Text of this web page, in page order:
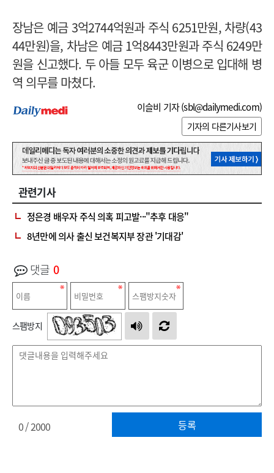
장남은 예금 3억2744억원과 주식 6251만원, 차량(43
44만원)을, 차남은 예금 1억8443만원과 주식 6249만
원을 신고했다. 두 아들 모두 육군 이병으로 입대해 병
역 의무를 마쳤다.
이슬비 기자 (sbl@dailymedi.com)
기자의 다른기사보기
관련기사
정은경 배우자 주식 의혹 피고발···"추후 대응"
8년만에 의사 출신 보건복지부 장관 '기대감'
댓글 0
스팸방지
등록
0/ 2000